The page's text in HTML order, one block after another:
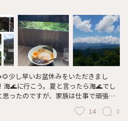
ったのですが、家族は仕事で頑張っ
⛰️だ。 と言う事で⛰️「高尾山」に行っ
14 0